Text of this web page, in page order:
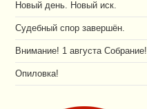
Новый день. Новый иск.
Судебный спор завершён.
Внимание! 1 августа Собрание!
Опиловка!